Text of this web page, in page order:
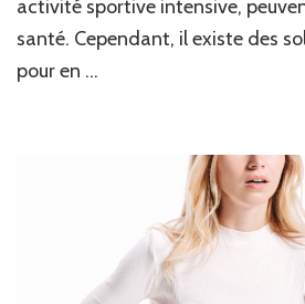
atout
pour
activité sportive intensive,
santé. Cependant, il existe des
pour en …